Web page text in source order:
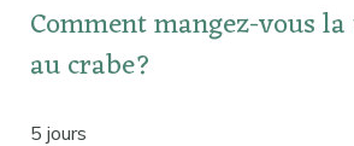
Comment mangez-vous
au crabe?
5 jours